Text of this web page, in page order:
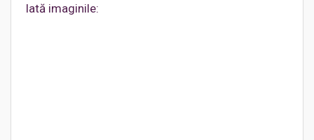
Iată imaginile: